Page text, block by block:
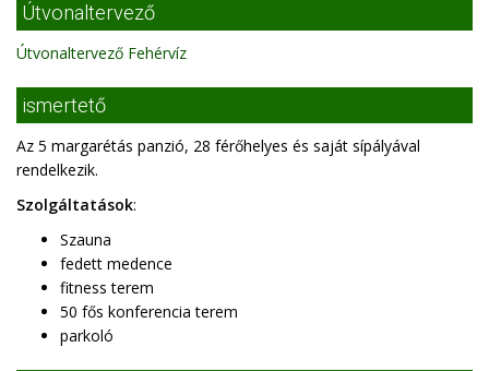
Útvonaltervező
Útvonaltervező Fehérvíz
ismertető
Az 5 margarétás panzió, 28 férőhelyes és saját sípályával
rendelkezik.
Szolgáltatások:
Szauna
fedett medence
fitness terem
50 fős konferencia terem
parkoló